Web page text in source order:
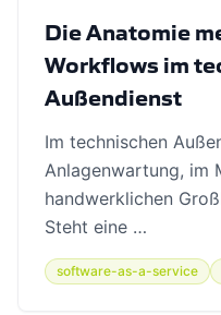
Die Anatomie
Workflows im
Außendienst
Im technischen
Anlagenwartung, im
handwerklichen
Steht eine …
software-as-a-service